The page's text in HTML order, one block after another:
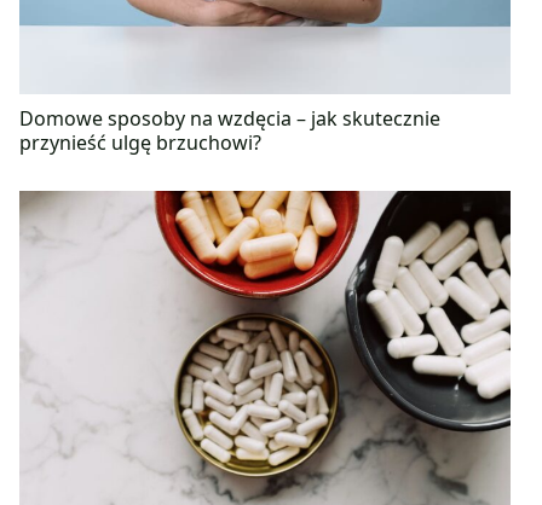
Domowe sposoby na wzdęcia – jak skutecznie
przynieść ulgę brzuchowi?